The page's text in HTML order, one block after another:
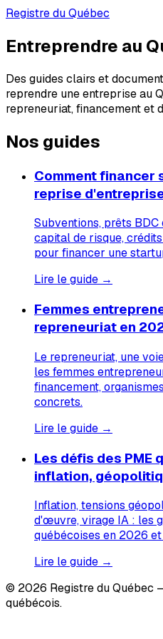
Registre du Québec
Entreprendre au
Des guides clairs et
reprendre une entreprise au
repreneuriat, financement et
Nos guides
Comment financer
reprise
Subventions, prêts
capital de risque,
pour financer une
Lire le guide →
Femmes
repreneuriat en
Le repreneuriat, une
les femmes
financement,
concrets.
Lire le guide →
Les défis des PME
inflation,
Inflation, tensions
d'œuvre, virage IA : les
québécoises en 2026
Lire le guide →
© 2026 Registre du Québec
québécois.